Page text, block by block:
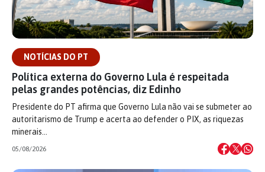
NOTÍCIAS DO PT
Política externa do Governo Lula é respeitada
pelas grandes potências, diz Edinho
Presidente do PT afirma que Governo Lula não vai se submeter ao
autoritarismo de Trump e acerta ao defender o PIX, as riquezas
minerais…
05/08/2026